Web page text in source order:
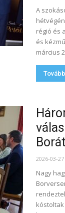
A
régió és
és
március
Tovább
Borát
2026-03-27
Nagy